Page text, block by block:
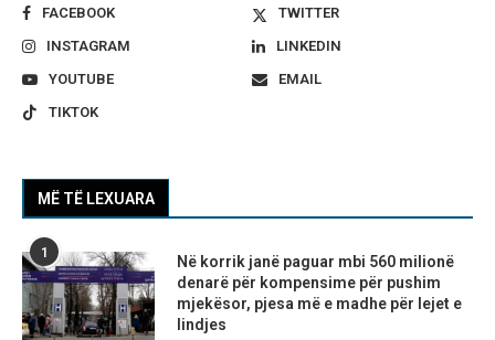
FACEBOOK
TWITTER
INSTAGRAM
LINKEDIN
YOUTUBE
EMAIL
TIKTOK
MË TË LEXUARA
1
Në korrik janë paguar mbi 560 milionë
denarë për kompensime për pushim
mjekësor, pjesa më e madhe për lejet e
lindjes